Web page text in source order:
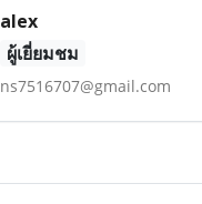
alex
ผู้เยี่ยมชม
ns7516707@gmail.com